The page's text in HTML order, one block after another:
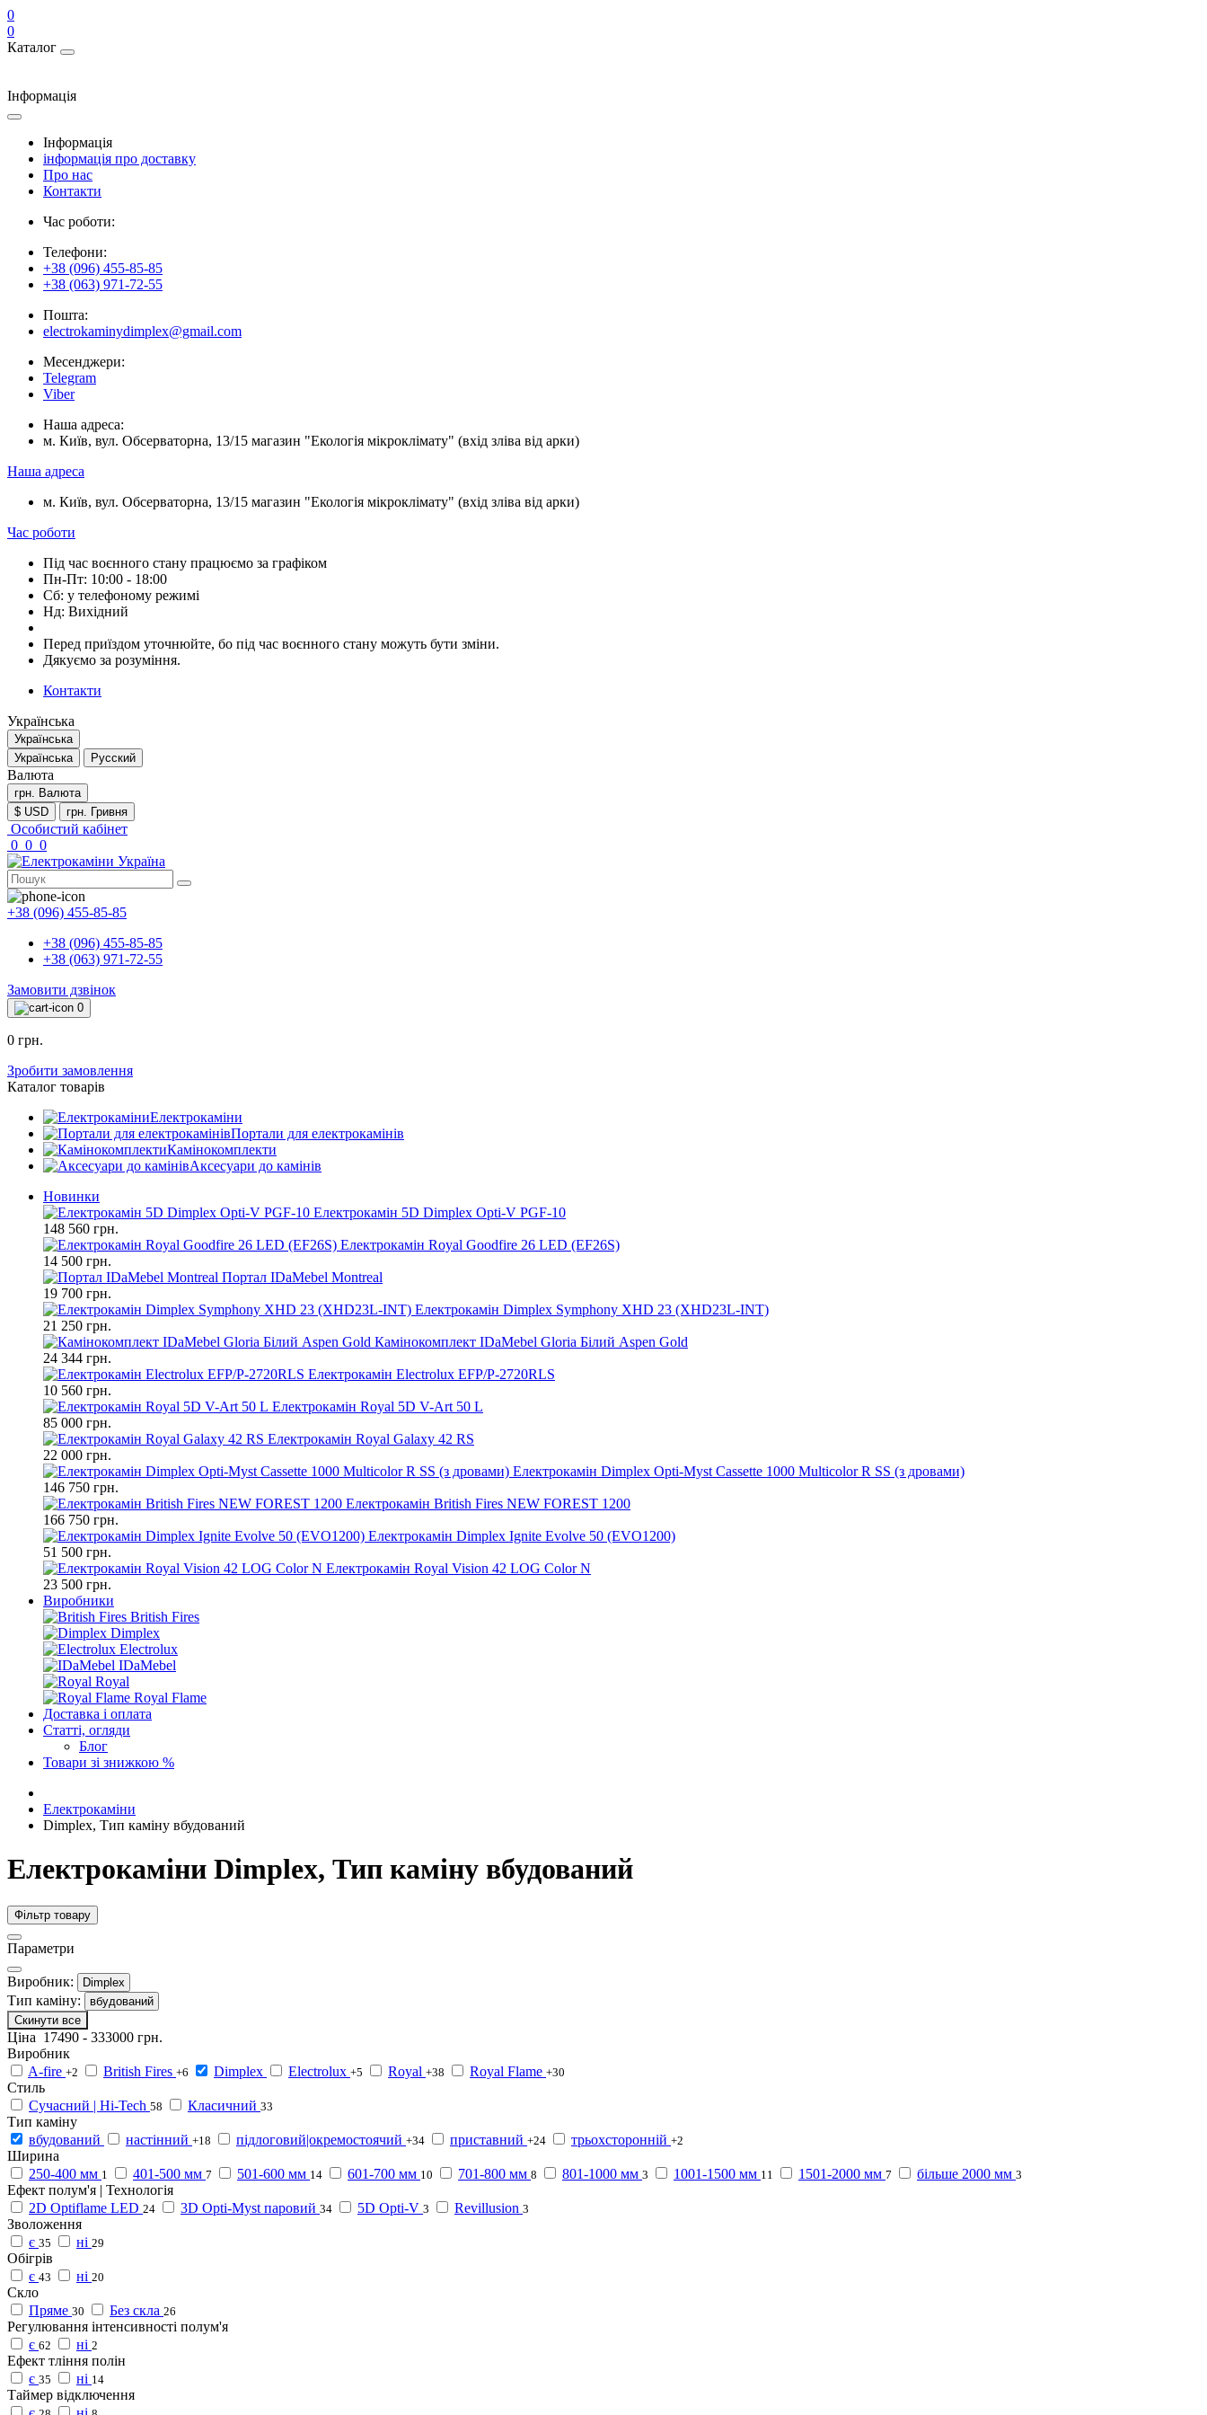
0
0
Каталог
Інформація
Інформація
інформація про доставку
Про нас
Контакти
Час роботи:
Телефони:
+38 (096) 455-85-85
+38 (063) 971-72-55
Пошта:
electrokaminydimplex@gmail.com
Месенджери:
Telegram
Viber
Наша адреса:
м. Київ, вул. Обсерваторна, 13/15 магазин "Екологія мікроклімату" (вхід зліва від арки)
Наша адреса
м. Київ, вул. Обсерваторна, 13/15 магазин "Екологія мікроклімату" (вхід зліва від арки)
Час роботи
Під час воєнного стану працюємо за графіком
Пн-Пт: 10:00 - 18:00
Сб: у телефоному режимі
Нд: Вихідний
Перед приїздом уточнюйте, бо під час воєнного стану можуть бути зміни.
Дякуємо за розуміння.
Контакти
Українська
Українська
Українська
Русский
Валюта
грн. Валюта
$ USD
грн. Гривня
Особистий кабінет
0 0 0
+38 (096) 455-85-85
+38 (096) 455-85-85
+38 (063) 971-72-55
Замовити дзвінок
0
0 грн.
Зробити замовлення
Каталог товарів
Електрокаміни
Портали для електрокамінів
Камінокомплекти
Аксесуари до камінів
Новинки
Електрокамін 5D Dimplex Opti-V PGF-10
148 560 грн.
Електрокамін Royal Goodfire 26 LED (EF26S)
14 500 грн.
Портал IDaMebel Montreal
19 700 грн.
Електрокамін Dimplex Symphony XHD 23 (XHD23L-INT)
21 250 грн.
Камінокомплект IDaMebel Gloria Білий Aspen Gold
24 344 грн.
Електрокамін Electrolux EFP/P-2720RLS
10 560 грн.
Електрокамін Royal 5D V-Art 50 L
85 000 грн.
Електрокамін Royal Galaxy 42 RS
22 000 грн.
Електрокамін Dimplex Opti-Myst Cassette 1000 Multicolor R SS (з дровами)
146 750 грн.
Електрокамін British Fires NEW FOREST 1200
166 750 грн.
Електрокамін Dimplex Ignite Evolve 50 (EVO1200)
51 500 грн.
Електрокамін Royal Vision 42 LOG Color N
23 500 грн.
Виробники
British Fires
Dimplex
Electrolux
IDaMebel
Royal
Royal Flame
Доставка і оплата
Статті, огляди
Блог
Товари зі знижкою %
Електрокаміни
Dimplex, Тип каміну вбудований
Електрокаміни Dimplex, Тип каміну вбудований
Фільтр товару
Параметри
Виробник: Dimplex
Тип каміну:
вбудований
Скинути все
Ціна 17490 - 333000 грн.
Виробник
A-fire +2 British Fires +6 Dimplex Electrolux +5 Royal +38 Royal Flame +30
Стиль
Сучасний | Hi-Tech 58 Класичний 33
Тип каміну
вбудований
настінний +18 підлоговий|окремостоячий +34 приставний +24 трьохсторонній +2
Ширина
250-400 мм 1 401-500 мм 7 501-600 мм 14 601-700 мм 10 701-800 мм 8 801-1000 мм 3 1001-1500 мм 11 1501-2000 мм 7 більше 2000 мм 3
Ефект полум'я | Технологія
2D Optiflame LED 24 3D Opti-Myst паровий 34 5D Opti-V 3 Revillusion 3
Зволоження
є 35 ні 29
Обігрів
є 43 ні 20
Скло
Пряме 30 Без скла 26
Регулювання інтенсивності полум'я
є 62 ні 2
Ефект тління полін
є 35 ні 14
Таймер відключення